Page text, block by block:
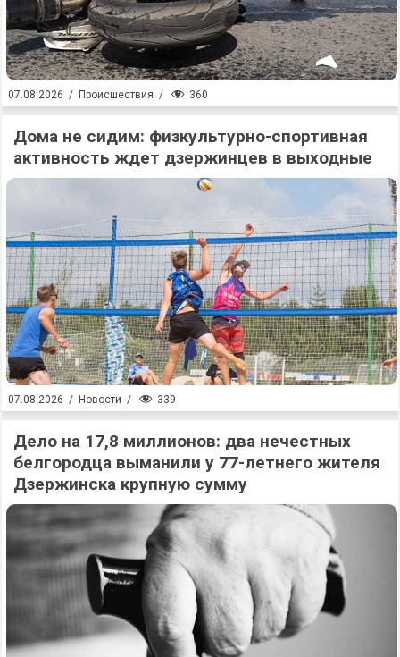
07.08.2026 / Происшествия / 360
Дома не сидим: физкультурно-спортивная
активность ждет дзержинцев в выходные
07.08.2026 / Новости / 339
Дело на 17,8 миллионов: два нечестных
белгородца выманили у 77-летнего жителя
Дзержинска крупную сумму